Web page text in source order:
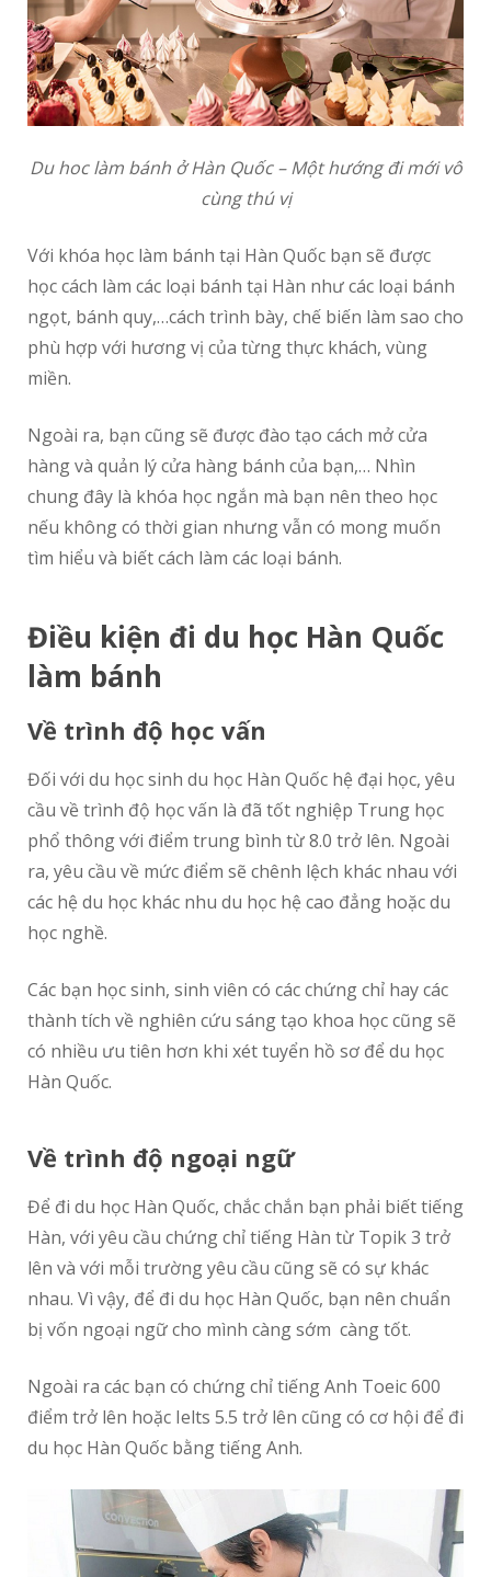
Du hoc làm bánh ở Hàn Quốc – Một hướng đi mới vô
cùng thú vị
Với khóa học làm bánh tại Hàn Quốc bạn sẽ được
học cách làm các loại bánh tại Hàn như các loại bánh
ngọt, bánh quy,…cách trình bày, chế biến làm sao cho
phù hợp với hương vị của từng thực khách, vùng
miền.
Ngoài ra, bạn cũng sẽ được đào tạo cách mở cửa
hàng và quản lý cửa hàng bánh của bạn,… Nhìn
chung đây là khóa học ngắn mà bạn nên theo học
nếu không có thời gian nhưng vẫn có mong muốn
tìm hiểu và biết cách làm các loại bánh.
Điều kiện đi du học Hàn Quốc
làm bánh
Về trình độ học vấn
Đối với du học sinh du học Hàn Quốc hệ đại học, yêu
cầu về trình độ học vấn là đã tốt nghiệp Trung học
phổ thông với điểm trung bình từ 8.0 trở lên. Ngoài
ra, yêu cầu về mức điểm sẽ chênh lệch khác nhau với
các hệ du học khác nhu du học hệ cao đẳng hoặc du
học nghề.
Các bạn học sinh, sinh viên có các chứng chỉ hay các
thành tích về nghiên cứu sáng tạo khoa học cũng sẽ
có nhiều ưu tiên hơn khi xét tuyển hồ sơ để du học
Hàn Quốc.
Về trình độ ngoại ngữ
Để đi du học Hàn Quốc, chắc chắn bạn phải biết tiếng
Hàn, với yêu cầu chứng chỉ tiếng Hàn từ Topik 3 trở
lên và với mỗi trường yêu cầu cũng sẽ có sự khác
nhau. Vì vậy, để đi du học Hàn Quốc, bạn nên chuẩn
bị vốn ngoại ngữ cho mình càng sớm càng tốt.
Ngoài ra các bạn có chứng chỉ tiếng Anh Toeic 600
điểm trở lên hoặc Ielts 5.5 trở lên cũng có cơ hội để đi
du học Hàn Quốc bằng tiếng Anh.